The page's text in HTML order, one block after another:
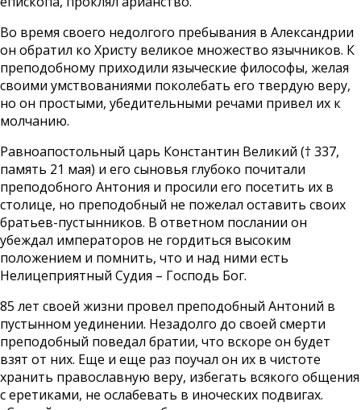
Во время своего недолгого пребывания в Александрии
он обратил ко Христу великое множество язычников. К
преподобному приходили языческие философы, желая
своими умствованиями поколебать его твердую веру,
но он простыми, убедительными речами привел их к
молчанию.
Равноапостольный царь Константин Великий († 337,
память 21 мая) и его сыновья глубоко почитали
преподобного Антония и просили его посетить их в
столице, но преподобный не пожелал оставить своих
братьев-пустынников. В ответном послании он
убеждал императоров не гордиться высоким
положением и помнить, что и над ними есть
Нелицеприятный Судия – Господь Бог.
85 лет своей жизни провел преподобный Антоний в
пустынном уединении. Незадолго до своей смерти
преподобный поведал братии, что вскоре он будет
взят от них. Еще и еще раз поучал он их в чистоте
хранить православную веру, избегать всякого общения
с еретиками, не ослабевать в иноческих подвигах.